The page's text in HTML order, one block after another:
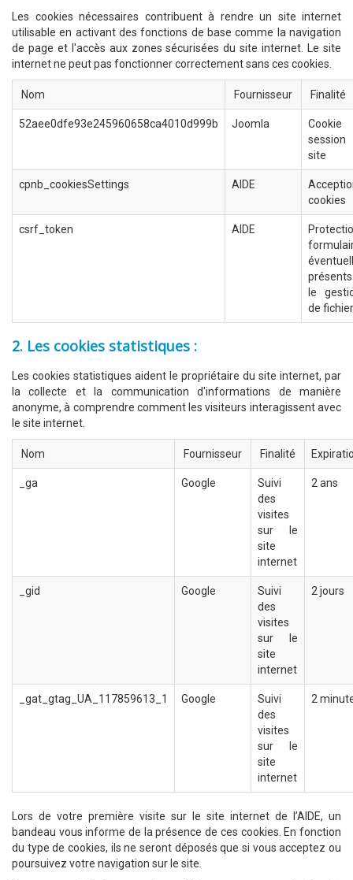
Les cookies nécessaires contribuent à rendre un site internet
utilisable en activant des fonctions de base comme la navigation
de page et l'accès aux zones sécurisées du site internet. Le site
internet ne peut pas fonctionner correctement sans ces cookies.
Nom Fournisseur Finalité
52aee0dfe93e245960658ca4010d999b Joomla
site
cpnb_cookiesSettings AIDE
cookies
csrf_token AIDE
le
de fichier
2. Les cookies statistiques :
Les cookies statistiques aident le propriétaire du site internet, par
la collecte et la communication d'informations de manière
anonyme, à comprendre comment les visiteurs interagissent avec
le site internet.
Nom Fournisseur Finalité
_ga Google
Suivi
des
visites
sur le
site
internet
2 ans
_gid Google
Suivi
des
visites
sur le
site
internet
2 jours
_gat_gtag_UA_117859613_1 Google
Suivi
des
visites
sur le
site
internet
2
Lors de votre première visite sur le site internet de l’AIDE, un
bandeau vous informe de la présence de ces cookies. En fonction
du type de cookies, ils ne seront déposés que si vous acceptez ou
poursuivez votre navigation sur le site.